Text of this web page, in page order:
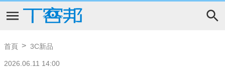
首頁 3C新品
2026.06.11 14:00